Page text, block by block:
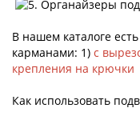
В нашем каталоге
карманами: 1) с
крепления на крючки
Как использовать